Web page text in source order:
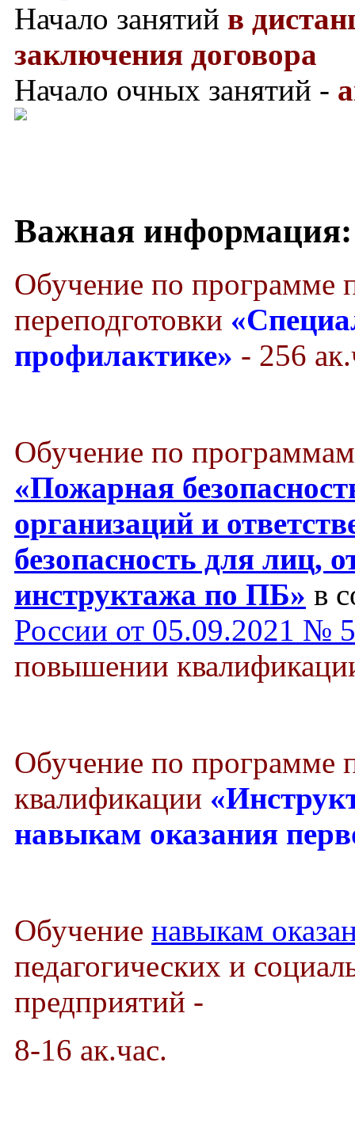
Начало занятий в
заключения договора
Начало очных занятий -
Важная информация:
Обучение по программе
переподготовки
профилактике» - 256
Обучение по
«Пожарная
организаций и
безопасность для лиц,
инструктажа по ПБ» в
России от 05.09.2021 №
повышении
Обучение по программе
квалификации
навыкам оказания
Обучение навыкам
педагогических и
предприятий -
8-16 ак.час.